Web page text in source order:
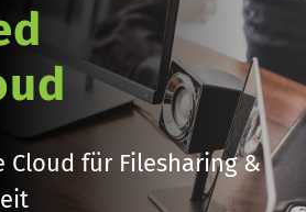
Cloud für Filesharing &